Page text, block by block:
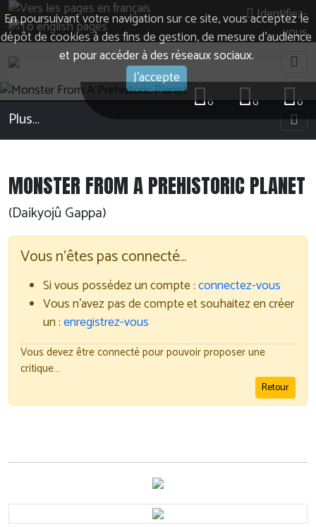
En poursuivant votre navigation sur ce site, vous acceptez le
dépôt de cookies à des fins de gestion, de mesure d’audience
et pour accéder à des réseaux sociaux.
J'accepte
Identifiez-
vous
0
0
0
Plus…
MONSTER FROM A PREHISTORIC PLANET
(Daikyojû Gappa)
Vous n'êtes pas connecté…
Si vous possédez un compte :connectez-vous
Vous n'avez pas de compte et souhaitez en créer
un :enregistrez-vous
Vous devez être connecté pour pouvoir proposer une
critique…
Retour